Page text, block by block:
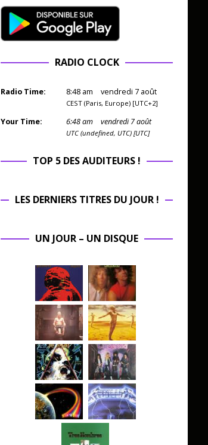
RADIO CLOCK
Radio Time: 8:48 am vendredi 7 août
CEST (Paris, Europe) [UTC+2]
Your Time: 6:48am vendredi 7 août
UTC (undefined, UTC) [UTC]
TOP 5 DES AUDITEURS !
LES DERNIERS TITRES DU JOUR !
UN JOUR – UN DISQUE